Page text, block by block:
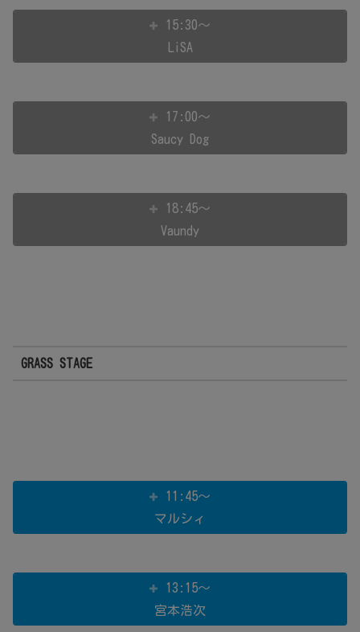
15:30～
LiSA
17:00～
Saucy Dog
18:45～
Vaundy
GRASS STAGE
11:45～
マルシィ
13:15～
宮本浩次